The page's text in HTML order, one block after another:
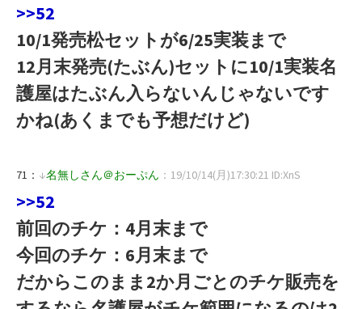
>>52
10/1発売松セットが6/25実装まで
12月末発売(たぶん)セットに10/1実装名
護屋はたぶん入らないんじゃないです
かね(あくまでも予想だけど)
71： ↓名無しさん＠おーぷん ：19/10/14(月)17:30:21 ID:XnS
>>52
前回のチケ：4月末まで
今回のチケ：6月末まで
だからこのまま2か月ごとのチケ販売を